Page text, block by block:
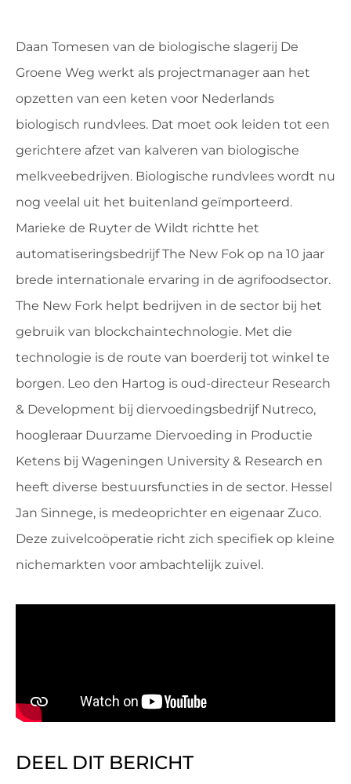
Daan Tomesen van de biolo­gische slagerij De
Groene Weg werkt als projectmanager aan het
opzetten van een keten voor Nederlands
biologisch rund­vlees. Dat moet ook leiden tot een
gerichtere afzet van kalve­ren van biologische
melkveebe­drijven. Biologische rundvlees wordt nu
nog veelal uit het bui­tenland geïmporteerd.
Marieke de Ruyter de Wildt richtte het
automatiseringsbe­drijf The New Fok op na 10 jaar
brede internationale ervaring in de agrifoodsector.
The New Fork helpt bedrijven in de sector bij het
gebruik van blockchaintech­nologie. Met die
technologie is de route van boerderij tot winkel te
borgen. Leo den Hartog is oud-directeur Research
& Development bij diervoedings­bedrijf Nutreco,
hoogleraar Duurzame Diervoeding in Pro­ductie
Ketens bij Wageningen University & Research en
heeft diverse bestuursfuncties in de sector. Hessel
Jan Sinnege, is medeoprichter en eigenaar Zuco.
Deze zuivelco­öperatie richt zich specifiek op kleine
nichemarkten voor ambachtelijk zuivel.
DEEL DIT BERICHT